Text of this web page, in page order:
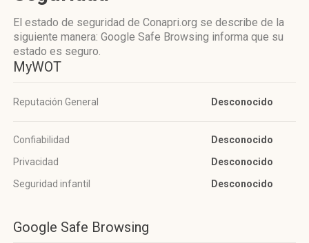
El estado de seguridad de Conapri.org se describe de la
siguiente manera: Google Safe Browsing informa que su
estado es seguro.
MyWOT
Reputación General Desconocido
Confiabilidad
Desconocido
Privacidad
Desconocido
Seguridad infantil
Desconocido
Google Safe Browsing